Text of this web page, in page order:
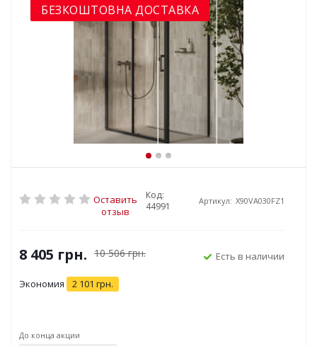
БЕЗКОШТОВНА ДОСТАВКА
Оставить
отзыв
Код:
44991
Артикул: X90VA030FZ1
8 405 грн. 10 506грн.
Экономия 2 101 грн.
Есть в наличии
До конца акции